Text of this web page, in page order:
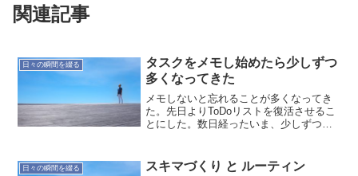
関連記事
日々の瞬間を綴る
タスクをメモし始めたら少しずつ
多くなってきた
メモしないと忘れることが多くなってき
た。先日よりToDoリストを復活させるこ
とにした。数日経ったいま、少しずつタ
日々の瞬間を綴る スキマづくり と ルーティン